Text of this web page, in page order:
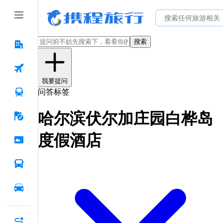
搜索
我要提问
问答标签
哈尔滨伏尔加庄园白桦岛
度假酒店